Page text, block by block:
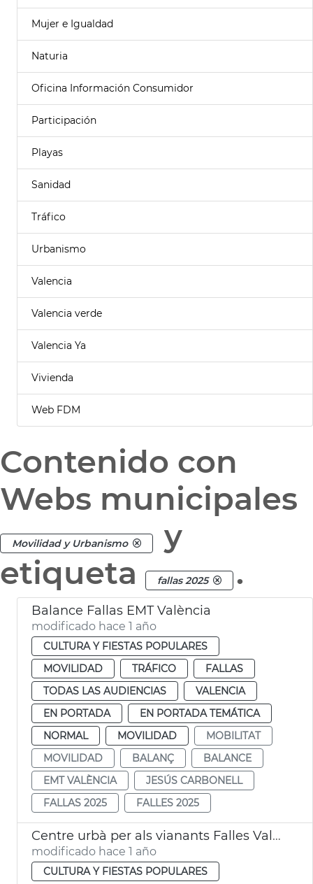
Mujer e Igualdad
Naturia
Oficina Información Consumidor
Participación
Playas
Sanidad
Tráfico
Urbanismo
Valencia
Valencia verde
Valencia Ya
Vivienda
Web FDM
Contenido con
Webs municipales
Movilidad y Urbanismo
y
etiqueta
fallas 2025 .
Balance Fallas EMT València
modificado hace 1 año
CULTURA Y FIESTAS POPULARES
MOVILIDAD
TRÁFICO
FALLAS
TODAS LAS AUDIENCIAS
VALENCIA
EN PORTADA
EN PORTADA TEMÁTICA
NORMAL
MOVILIDAD
MOBILITAT
MOVILIDAD
BALANÇ
BALANCE
EMT VALÈNCIA
JESÚS CARBONELL
FALLAS 2025
FALLES 2025
Centre urbà per als vianants Falles València 2025
modificado hace 1 año
CULTURA Y FIESTAS POPULARES